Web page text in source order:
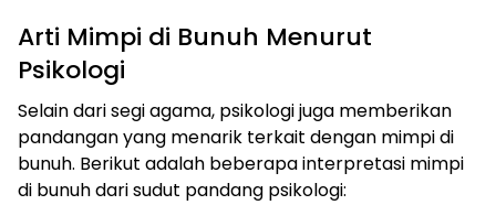
Arti Mimpi di Bunuh Menurut
Psikologi
Selain dari segi agama, psikologi juga memberikan
pandangan yang menarik terkait dengan mimpi di
bunuh. Berikut adalah beberapa interpretasi mimpi
di bunuh dari sudut pandang psikologi: